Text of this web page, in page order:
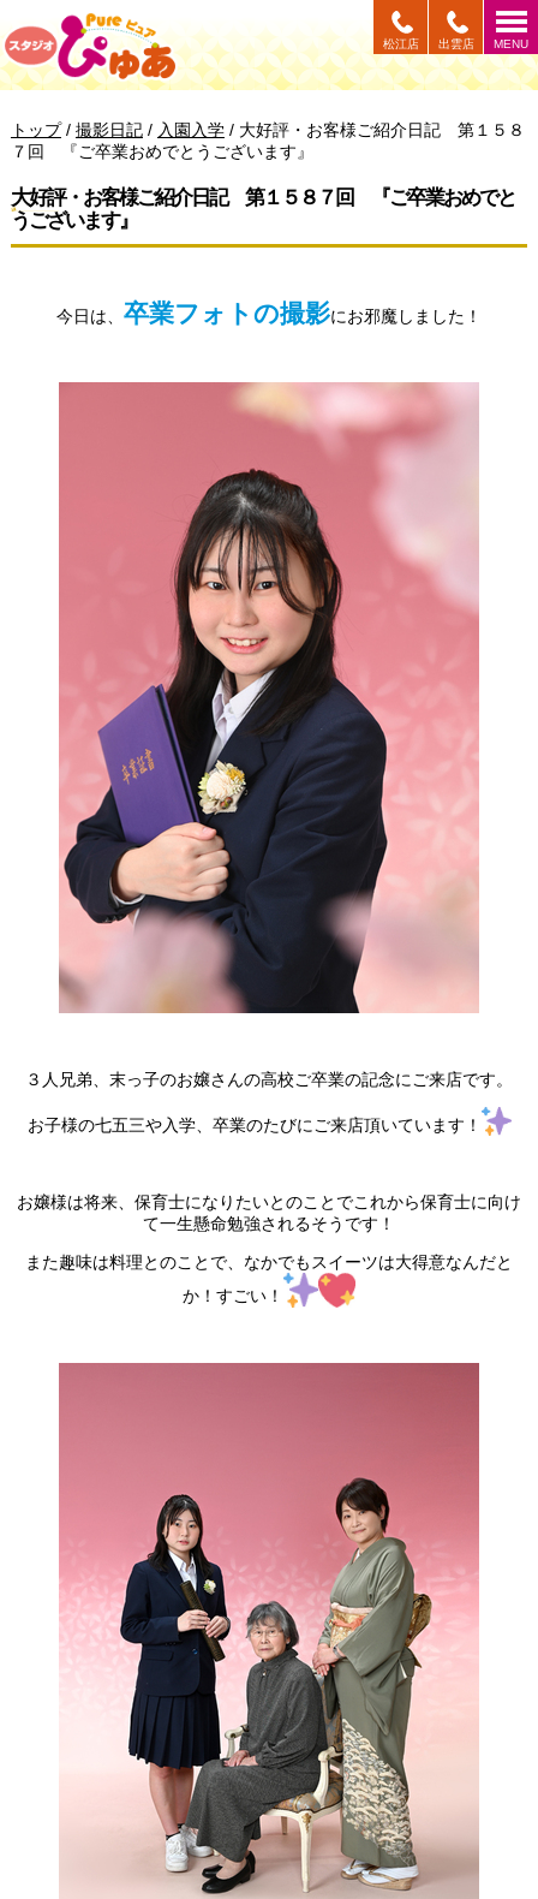
このページの本文へ
MENU
出雲店
松江店
現
在
位
置：
トップ/ 撮影日記/ 入園入学/ 大好評・お客様ご紹介日記 第１５８
７回 『ご卒業おめでとうございます』
大好評・お客様ご紹介日記 第１５８７回 『ご卒業おめでと
うございます』
今日は、 卒業フォトの撮影にお邪魔しました！
３人兄弟、末っ子のお嬢さんの高校ご卒業の記念にご来店です。
お子様の七五三や入学、卒業のたびにご来店頂いています！
お嬢様は将来、保育士になりたいとのことでこれから保育士に向け
て一生懸命勉強されるそうです！
また趣味は料理とのことで、なかでもスイーツは大得意なんだと
か！すごい！